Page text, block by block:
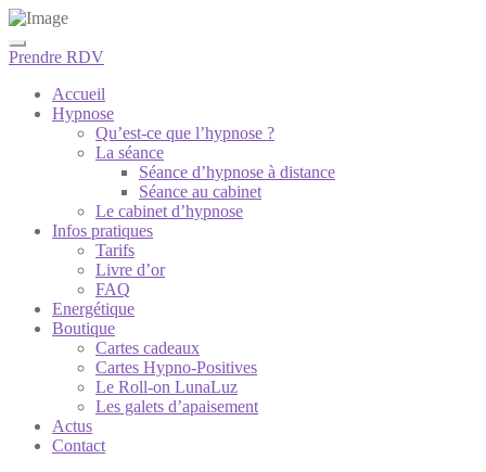
Prendre RDV
Accueil
Hypnose
Qu’est-ce que l’hypnose ?
La séance
Séance d’hypnose à distance
Séance au cabinet
Le cabinet d’hypnose
Infos pratiques
Tarifs
Livre d’or
FAQ
Energétique
Boutique
Cartes cadeaux
Cartes Hypno-Positives
Le Roll-on LunaLuz
Les galets d’apaisement
Actus
Contact